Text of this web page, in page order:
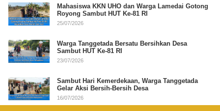
Mahasiswa KKN UHO dan Warga Lamedai Gotong
Royong Sambut HUT Ke-81 RI
25/07/2026
Warga Tanggetada Bersatu Bersihkan Desa
Sambut HUT Ke-81 RI
23/07/2026
Sambut Hari Kemerdekaan, Warga Tanggetada
Gelar Aksi Bersih-Bersih Desa
16/07/2026